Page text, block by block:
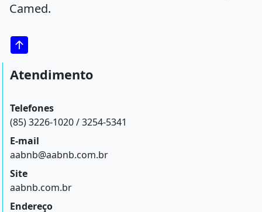
Camed.
Atendimento
Telefones
(85) 3226-1020 / 3254-5341
E-mail
aabnb@aabnb.com.br
Site
aabnb.com.br
Endereço